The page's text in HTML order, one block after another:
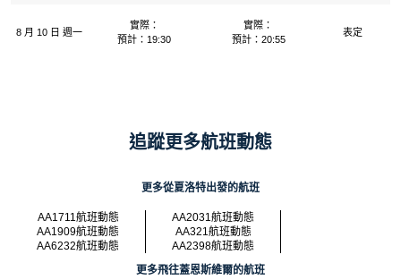
8 月 10 日 週一
實際：
預計：19:30
實際：
預計：20:55
表定
追蹤更多航班動態
更多從夏洛特出發的航班
AA1711航班動態
AA2031航班動態
AA1909航班動態
AA321航班動態
AA6232航班動態
AA2398航班動態
更多飛往蓋恩斯維爾的航班